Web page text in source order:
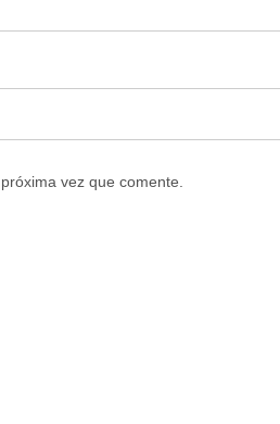
vez que comente.